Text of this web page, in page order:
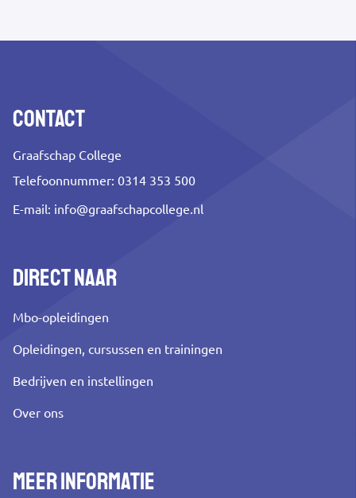
Contact
Graafschap College
Telefoonnummer: 0314 353 500
E-mail: info@graafschapcollege.nl
Direct naar
Mbo-opleidingen
Opleidingen, cursussen en trainingen
Bedrijven en instellingen
Over ons
Meer informatie